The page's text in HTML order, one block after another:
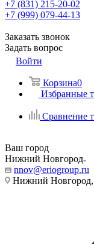
+7 (831) 215-20-02
+7 (999) 079-44-13
Заказать звонок
Задать вопрос
Войти
Корзина0
Избранные
Сравнение
Ваш город
Нижний Новгород
nnov@eriogroup.ru
Нижний Новгород,